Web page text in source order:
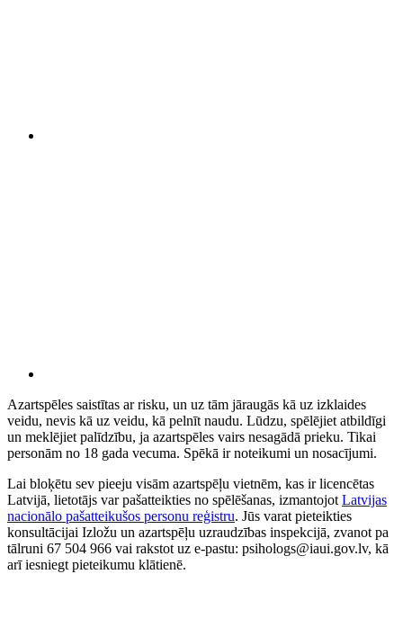
Azartspēles saistītas ar risku, un uz tām jāraugās kā uz izklaides
veidu, nevis kā uz veidu, kā pelnīt naudu. Lūdzu, spēlējiet atbildīgi
un meklējiet palīdzību, ja azartspēles vairs nesagādā prieku. Tikai
personām no 18 gada vecuma. Spēkā ir noteikumi un nosacījumi.
Lai bloķētu sev pieeju visām azartspēļu vietnēm, kas ir licencētas
Latvijā, lietotājs var pašatteikties no spēlēšanas, izmantojot Latvijas
nacionālo pašatteikušos personu reģistru. Jūs varat pieteikties
konsultācijai Izložu un azartspēļu uzraudzības inspekcijā, zvanot pa
tālruni 67 504 966 vai rakstot uz e-pastu: psihologs@iaui.gov.lv, kā
arī iesniegt pieteikumu klātienē.